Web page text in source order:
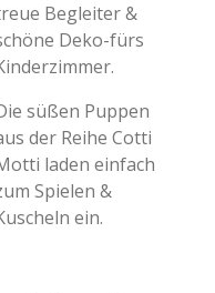
Begleiter &
Deko-fürs
süßen Puppen
der Reihe Cotti
laden einfach
Spielen &
ein.